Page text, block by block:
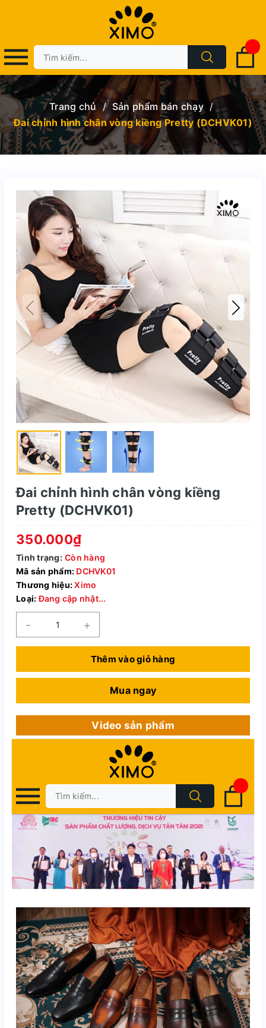
Trang chủ / Sản phẩm bán chạy /
Đai chỉnh hình chân vòng kiềng Pretty (DCHVK01)
Đai chỉnh hình chân vòng kiềng
Pretty (DCHVK01)
350.000₫
Tình trạng: Còn hàng
Mã sản phẩm: DCHVK01
Thương hiệu:Ximo
Loại:Đang cập nhật...
- +
Thêm vào giỏ hàng
Mua ngay
Video sản phẩm